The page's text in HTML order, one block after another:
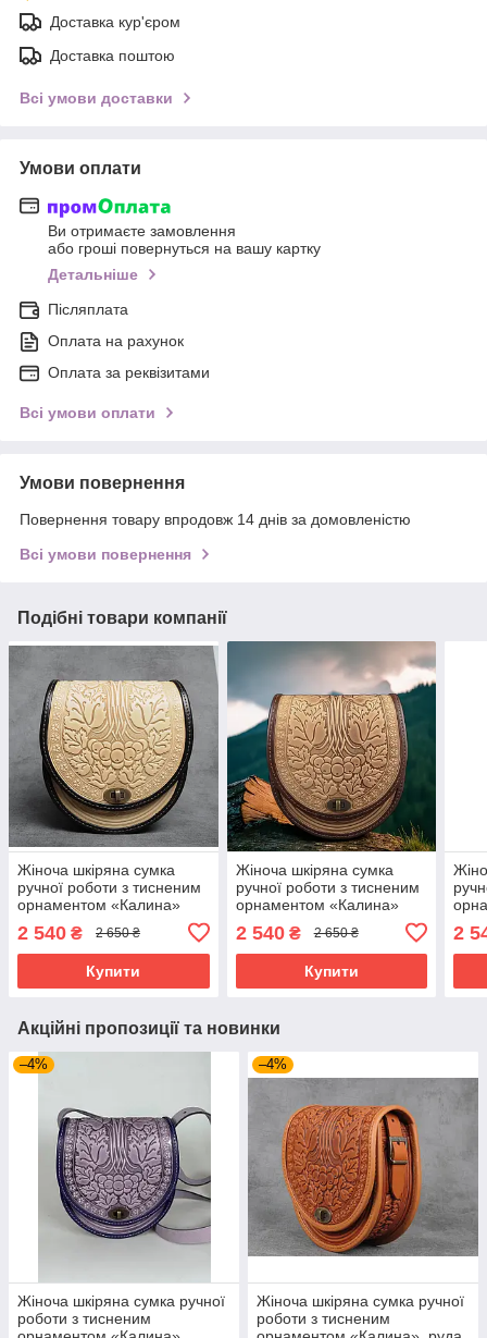
Доставка кур'єром
Доставка поштою
Всі умови доставки
Умови оплати
Ви отримаєте замовлення
або гроші повернуться на вашу картку
Детальніше
Післяплата
Оплата на рахунок
Оплата за реквізитами
Всі умови оплати
Умови повернення
Повернення товару впродовж 14 днів за домовленістю
Всі умови повернення
Подібні товари компанії
Жіноча шкіряна сумка
ручної роботи з тисненим
орнаментом «Калина»
натуральної шкіри,
20*21*8 см
2 540 ₴ 2 650 ₴
Купити
Жіноча шкіряна сумка
ручної роботи з тисненим
орнаментом «Калина»
бежево-коричнева сумка з
натуральної шкіри,
20*21*8 см
2 540₴ 2 650 ₴
Купити
2
Акційні пропозиції та новинки
–4%
Жіноча шкіряна сумка ручної
роботи з тисненим
–4%
Жіноча шкіряна сумка ручної
роботи з тисненим